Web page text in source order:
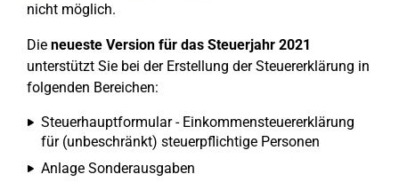
nicht möglich.
Die neueste Version für das Steuerjahr 2021
unterstützt Sie bei der Erstellung der Steuererklärung in
folgenden Bereichen:
Steuerhauptformular - Einkommensteuererklärung
für (unbeschränkt) steuerpflichtige Personen
Anlage Sonderausgaben